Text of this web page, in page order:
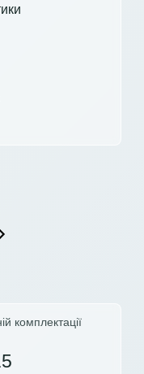
комплектації